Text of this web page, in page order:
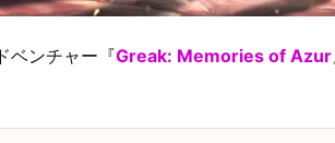
ベンチャー『Greak: Memories of Azur